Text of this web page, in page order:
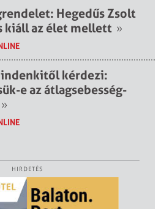
Hegedűs Zsolt
kiáll az élet mellett »
kérdezi:
e az átlagsebesség-
»
HIRDETÉS